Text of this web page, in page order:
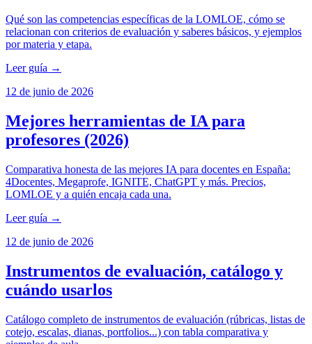
Qué son las competencias específicas de la LOMLOE, cómo se
relacionan con criterios de evaluación y saberes básicos, y ejemplos
por materia y etapa.
Leer guía →
12 de junio de 2026
Mejores herramientas de IA para
profesores (2026)
Comparativa honesta de las mejores IA para docentes en España:
4Docentes, Megaprofe, IGNITE, ChatGPT y más. Precios,
LOMLOE y a quién encaja cada una.
Leer guía →
12 de junio de 2026
Instrumentos de evaluación, catálogo y
cuándo usarlos
Catálogo completo de instrumentos de evaluación (rúbricas, listas de
cotejo, escalas, dianas, portfolios...) con tabla comparativa y